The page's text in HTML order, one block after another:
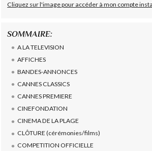
Cliquez sur l'image pour accéder à mon compte
SOMMAIRE:
A LA TELEVISION
AFFICHES
BANDES-ANNONCES
CANNES CLASSICS
CANNES PREMIERE
CINEFONDATION
CINEMA DE LA PLAGE
CLÔTURE (cérémonies/films)
COMPETITION OFFICIELLE